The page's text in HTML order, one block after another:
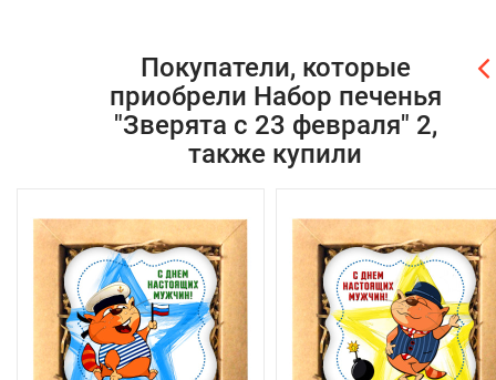
Покупатели, которые
приобрели Набор печенья
"Зверята с 23 февраля" 2,
также купили